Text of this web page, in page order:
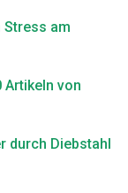
Stress am
Artikeln von
durch Diebstahl